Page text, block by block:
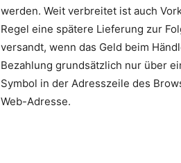
werden. Weit verbreitet ist auch
Regel eine spätere Lieferung zur
versandt, wenn das Geld beim
Bezahlung grundsätzlich nur über
Symbol in der Adresszeile des
Web-Adresse.